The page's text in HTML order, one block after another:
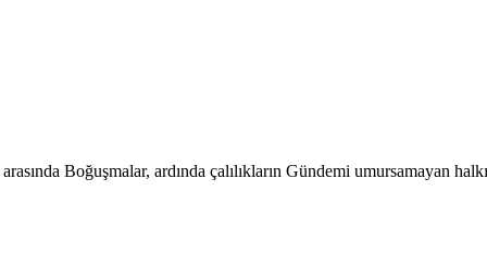
Boğuşmalar, ardında çalılıkların Gündemi umursamayan